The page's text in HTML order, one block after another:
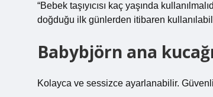
“Bebek taşıyıcısı kaç yaşında
doğduğu ilk günlerden itibaren
Babybjörn ana
Kolayca ve sessizce ayarlanabilir.